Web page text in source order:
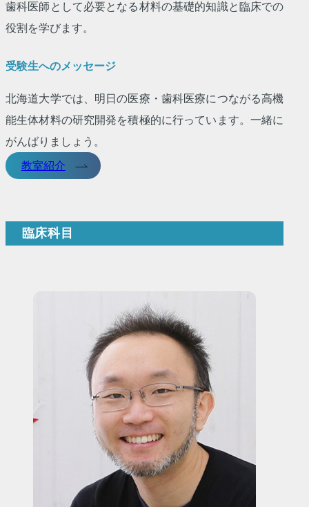
歯科医師として必要となる材料の基礎的知識と臨床での
役割を学びます。
受験生へのメッセージ
北海道大学では、明日の医療・歯科医療につながる高機
能生体材料の研究開発を積極的に行っています。一緒に
がんばりましょう。
教室紹介
臨床科目